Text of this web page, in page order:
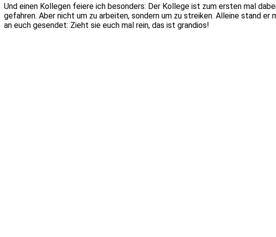
Und einen Kollegen feiere ich besonders: Der Kollege ist zum ersten mal
gefahren. Aber nicht um zu arbeiten, sondern um zu streiken. Alleine stand
an euch gesendet: Zieht sie euch mal rein, das ist grandios!